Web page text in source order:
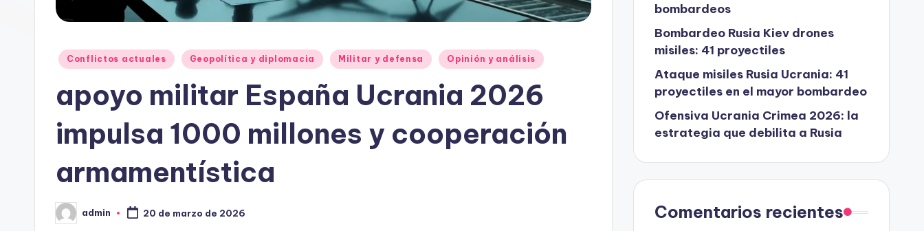
Publicado
Conflictos actuales Geopolítica y diplomacia Militar y defensa Opinión y análisis
apoyo militar España Ucrania 2026
impulsa 1000 millones y cooperación
armamentística
Publicado
por
admin 20 de marzo de 2026
bombardeos
Bombardeo Rusia Kiev drones
misiles: 41 proyectiles
Ataque misiles Rusia Ucrania: 41
proyectiles en el mayor bombardeo
Ofensiva Ucrania Crimea 2026: la
estrategia que debilita a Rusia
Comentarios recientes